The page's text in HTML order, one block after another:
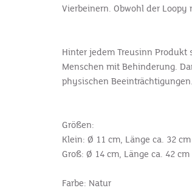
Vierbeinern. Obwohl der
Hinter jedem Treusinn
Menschen mit Behinderung.
physischen Beeinträchtigungen.
Größen:
Klein: Ø 11 cm, Länge ca. 32 cm
Groß: Ø 14 cm, Länge ca. 42 cm
Farbe: Natur